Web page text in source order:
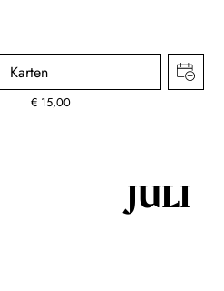
Karten
€ 15,00
JULI